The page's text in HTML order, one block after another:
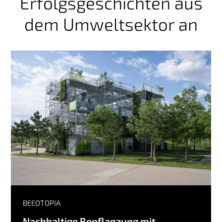
dem Umweltsektor an
BEEOTOPIA